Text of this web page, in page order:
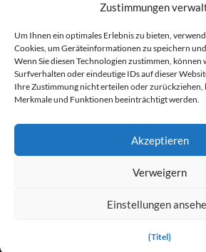
Zustimmungen
Um Ihnen ein optimales Erlebnis zu bieten,
Cookies, um Geräteinformationen zu speichern
Wenn Sie diesen Technologien zustimmen, können
Surfverhalten oder eindeutige IDs auf dieser
Ihre Zustimmung nicht erteilen oder zurückziehen,
Merkmale und Funktionen beeinträchtigt werden.
Akzeptieren
Verweigern
Einstellungen
{Titel}
Popular Editorials
Popular Free
LATEST UPDATES
© 1998–2026 MegaGames.com
Settings